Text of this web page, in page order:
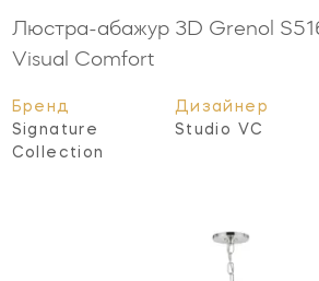
Люстра-абажур 3D Grenol
Visual Comfort
Бренд
Signature
Collection
Дизайнер
Studio VC